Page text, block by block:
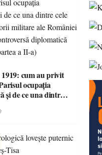
cum au privit
ocupația
și de ce una dintre
o
partea a II-a)